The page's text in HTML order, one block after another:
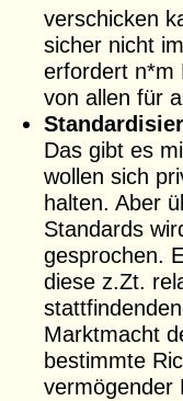
verschicken
sicher nicht
erfordert n*m
von allen für
Das gibt es
wollen sich
halten. Aber
Standards
gesprochen.
diese z.Zt.
Marktmacht
bestimmte
vermögender